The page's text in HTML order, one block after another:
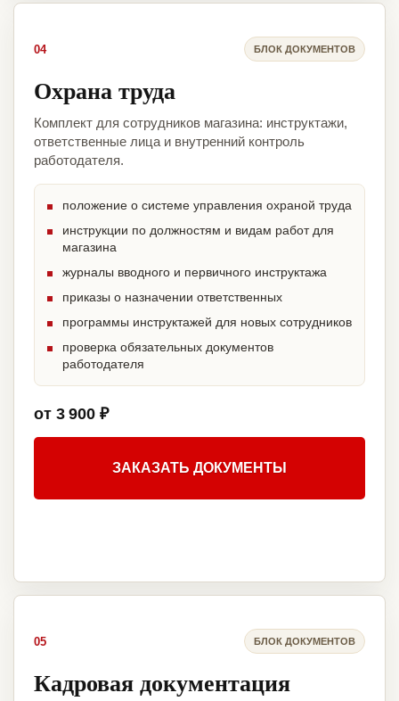
04 БЛОК ДОКУМЕНТОВ
Охрана труда
Комплект для сотрудников магазина: инструктажи,
ответственные лица и внутренний контроль
работодателя.
положение о системе управления охраной труда
инструкции по должностям и видам работ для
магазина
журналы вводного и первичного инструктажа
приказы о назначении ответственных
программы инструктажей для новых сотрудников
проверка обязательных документов
работодателя
от 3 900 ₽
ЗАКАЗАТЬ ДОКУМЕНТЫ
05 БЛОК ДОКУМЕНТОВ
Кадровая документация